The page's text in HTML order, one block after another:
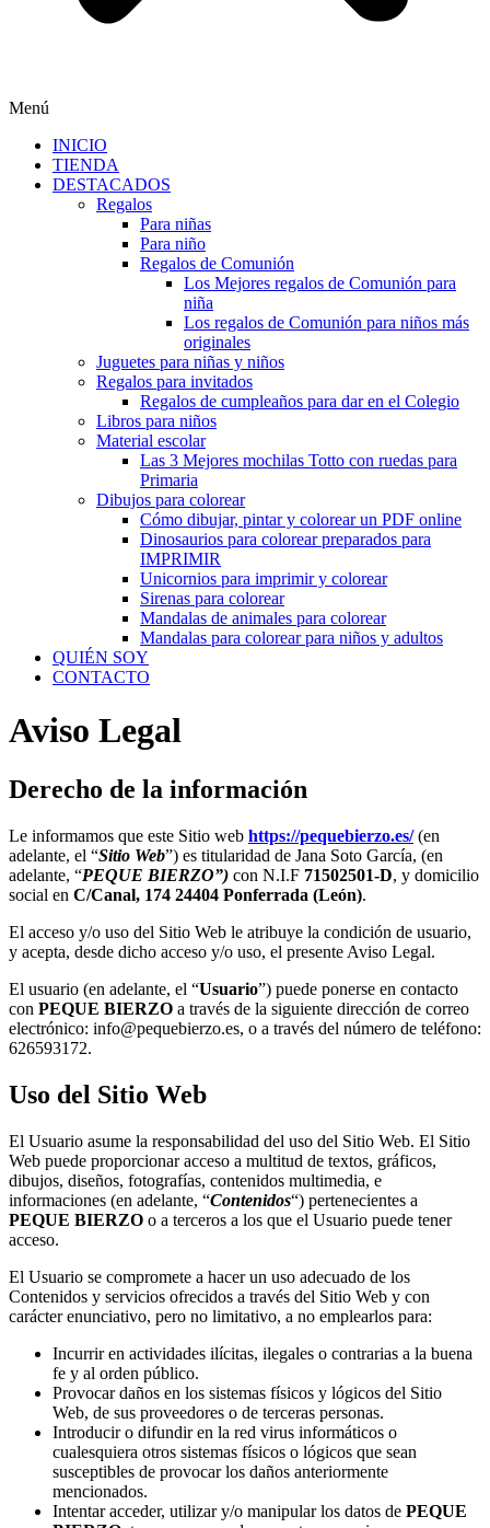
Menú
INICIO
TIENDA
DESTACADOS
Regalos
Para niñas
Para niño
Regalos de Comunión
Los Mejores regalos de Comunión para
niña
Los regalos de Comunión para niños más
originales
Juguetes para niñas y niños
Regalos para invitados
Regalos de cumpleaños para dar en el Colegio
Libros para niños
Material escolar
Las 3 Mejores mochilas Totto con ruedas para
Primaria
Dibujos para colorear
Cómo dibujar, pintar y colorear un PDF online
Dinosaurios para colorear preparados para
IMPRIMIR
Unicornios para imprimir y colorear
Sirenas para colorear
Mandalas de animales para colorear
Mandalas para colorear para niños y adultos
QUIÉN SOY
CONTACTO
Aviso Legal
Derecho de la información
Le informamos que este Sitio web https://pequebierzo.es/(en
adelante, el “Sitio Web”) es titularidad de Jana Soto García, (en
adelante, “PEQUE BIERZO”) con N.I.F 71502501-D, y domicilio
social en C/Canal, 174 24404 Ponferrada (León).
El acceso y/o uso del Sitio Web le atribuye la condición de usuario,
y acepta, desde dicho acceso y/o uso, el presente Aviso Legal.
El usuario (en adelante, el “Usuario”) puede ponerse en contacto
con PEQUE BIERZO a través de la siguiente dirección de correo
electrónico: info@pequebierzo.es, o a través del número de teléfono:
626593172.
Uso del Sitio Web
El Usuario asume la responsabilidad del uso del Sitio Web. El Sitio
Web puede proporcionar acceso a multitud de textos, gráficos,
dibujos, diseños, fotografías, contenidos multimedia, e
informaciones (en adelante, “Contenidos“) pertenecientes a
PEQUE BIERZO o a terceros a los que el Usuario puede tener
acceso.
El Usuario se compromete a hacer un uso adecuado de los
Contenidos y servicios ofrecidos a través del Sitio Web y con
carácter enunciativo, pero no limitativo, a no emplearlos para:
Incurrir en actividades ilícitas, ilegales o contrarias a la buena
fe y al orden público.
Provocar daños en los sistemas físicos y lógicos del Sitio
Web, de sus proveedores o de terceras personas.
Introducir o difundir en la red virus informáticos o
cualesquiera otros sistemas físicos o lógicos que sean
susceptibles de provocar los daños anteriormente
mencionados.
Intentar acceder, utilizar y/o manipular los datos de PEQUE